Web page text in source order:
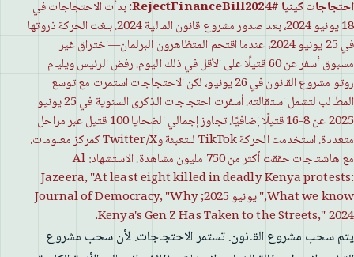
احتجاجات كينيا #RejectFinanceBill2024
: بدأت الاحتجاجات في
18 يونيو 2024، بعد صدور مشروع قانون المالية 2024. بلغت الحركة ذروتها
في 25 يونيو 2024، عندما اقتحم المتظاهرون البرلمان—اختراق غير
مسبوق أسفر عن 60 قتيلًا على الأقل في ذلك اليوم. رفض الرئيس ويليام
روتو مشروع القانون في 26 يونيو، لكن الاحتجاجات استمرت مع توسع
المطالب لتشمل استقالته. أسفرت احتجاجات الذكرى السنوية في 25 يونيو
2025 عن 8-16 قتيلًا إضافيًا. تجاوز إجمالي الضحايا 100 قتيل عبر مراحل
متعددة. استخدمت الحركة TikTok للتعبئة وTwitter/X كمركز معلومات،
مع هاشتاجات حققت أكثر من 750 مليون مشاهدة. الاستشهاد: Al
Jazeera, "At least eight killed in deadly Kenya protests:
What we know," يونيو 2025; Journal of Democracy, "Why
Kenya's Gen Z Has Taken to the Streets," 2024.
يتم سحب مشروع القانون. تستمر الاحتجاجات. لأن سحب مشروع